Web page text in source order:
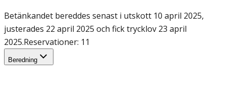
Betänkandet bereddes senast i utskott 10 april 2025,
justerades 22 april 2025 och fick trycklov 23 april
2025.Reservationer: 11
Beredning